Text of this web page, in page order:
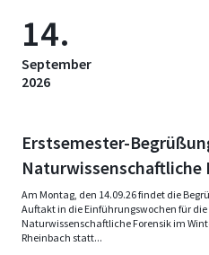
14.
September
2026
Erstsemester-
Naturwissenschaftliche
Am Montag, den 14.09.26 findet die
Auftakt in die Einführungswochen für
Naturwissenschaftliche Forensik im
Rheinbach statt...